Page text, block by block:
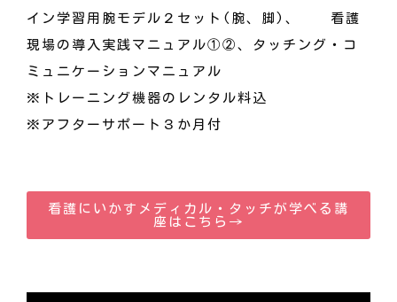
イン学習用腕モデル２セット(腕、脚)、 看護
現場の導入実践マニュアル①②、タッチング・コ
ミュニケーションマニュアル
※トレーニング機器のレンタル料込
※アフターサポート３か月付
看護にいかすメディカル・タッチが学べる講
座はこちら→